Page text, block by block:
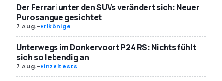
Der Ferrari unter den SUVs verändert sich: Neuer
Purosangue gesichtet
7 Aug.-Erlkönige
Unterwegs im Donkervoort P24 RS: Nichts fühlt
sich so lebendig an
7 Aug.-Einzeltests